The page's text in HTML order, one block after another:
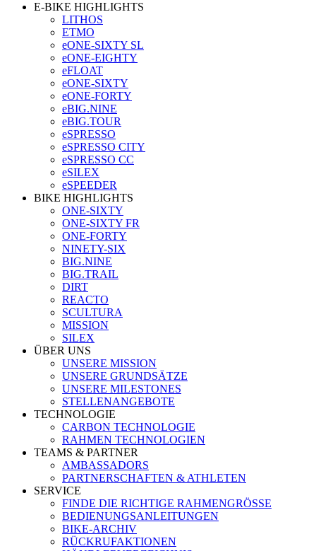
E-BIKE HIGHLIGHTS
LITHOS
ETMO
eONE-SIXTY SL
eONE-EIGHTY
eFLOAT
eONE-SIXTY
eONE-FORTY
eBIG.NINE
eBIG.TOUR
eSPRESSO
eSPRESSO CITY
eSPRESSO CC
eSILEX
eSPEEDER
BIKE HIGHLIGHTS
ONE-SIXTY
ONE-SIXTY FR
ONE-FORTY
NINETY-SIX
BIG.NINE
BIG.TRAIL
DIRT
REACTO
SCULTURA
MISSION
SILEX
ÜBER UNS
UNSERE MISSION
UNSERE GRUNDSÄTZE
UNSERE MILESTONES
STELLENANGEBOTE
TECHNOLOGIE
CARBON TECHNOLOGIE
RAHMEN TECHNOLOGIEN
TEAMS & PARTNER
AMBASSADORS
PARTNERSCHAFTEN & ATHLETEN
SERVICE
FINDE DIE RICHTIGE RAHMENGRÖSSE
BEDIENUNGSANLEITUNGEN
BIKE-ARCHIV
RÜCKRUFAKTIONEN